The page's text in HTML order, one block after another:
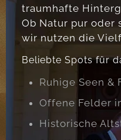
traumhafte
Ob Natur pur oder
wir nutzen die
Beliebte Spots für
Ruhige Seen &
Offene Felder
Historische